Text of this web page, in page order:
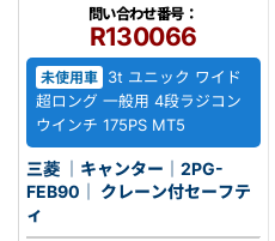
問い合わせ番号：
R130066
未使用車
3t ユニック ワイド
超ロング 一般用 4段ラジコン
ウインチ 175PS MT5
三菱 ｜キャンター｜2PG-
FEB90｜ クレーン付セーフテ
ィ